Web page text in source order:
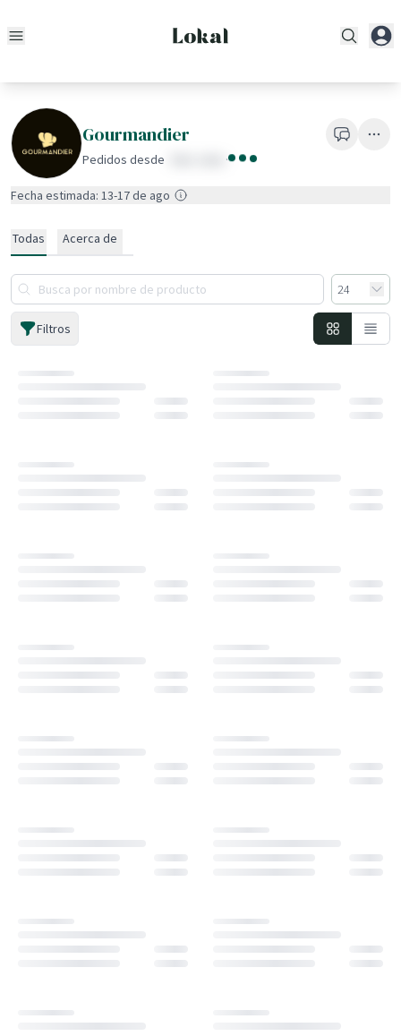
Gourmandier
Pedidos desde ·
Fecha estimada: 13-17 de ago
Todas Acerca de
Filtros